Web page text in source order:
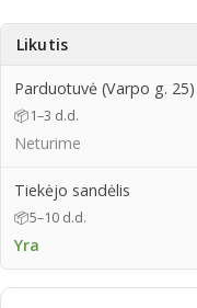
Likutis
Parduotuvė (Varpo g. 25)
📦1–3 d.d.
Neturime
Tiekėjo sandėlis
📦5–10 d.d.
Yra